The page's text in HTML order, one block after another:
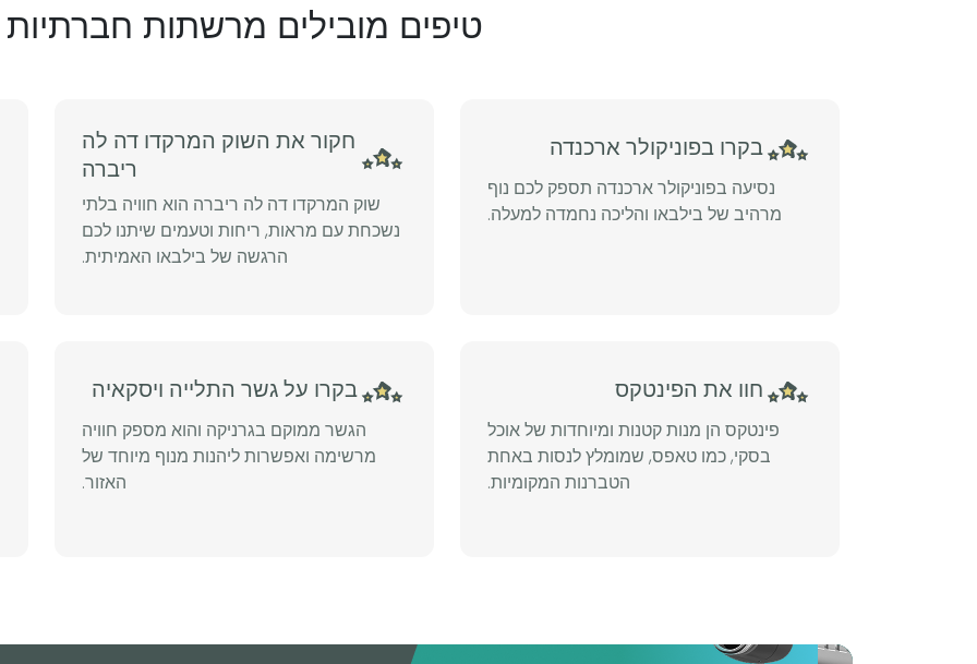
טיפים מובילים מרשתות חברתיות
בקרו בפוניקולר ארכנדה
נסיעה בפוניקולר ארכנדה תספק לכם נוף
מרהיב של בילבאו והליכה נחמדה למעלה.
חקור את השוק המרקדו דה לה
ריברה
שוק המרקדו דה לה ריברה הוא חוויה בלתי
נשכחת עם מראות, ריחות וטעמים שיתנו לכם
הרגשה של בילבאו האמיתית.
חוו את הפינטקס
פינטקס הן מנות קטנות ומיוחדות של אוכל
בסקי, כמו טאפס, שמומלץ לנסות באחת
הטברנות המקומיות.
בקרו על גשר התלייה ויסקאיה
הגשר ממוקם בגרניקה והוא מספק חוויה
מרשימה ואפשרות ליהנות מנוף מיוחד של
האזור.